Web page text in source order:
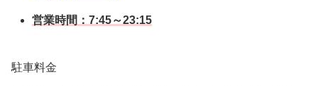
営業時間：7:45～23:15
駐車料金